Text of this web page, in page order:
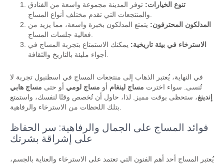
تنوع الخيارات: توفر المدينة مجموعة واسعة من الفنادق
والمنتجعات التي تقدم مختلف أنواع المساج.
المدلكون المحترفون: يتمتع المدلكون بخبرة واسعة، مما يزيد من
فعالية جلسات المساج.
الاسترخاء في بيئة تاريخية: يمكنك الاستمتاع بتجربة المساج في
أجواء مليئة بالتاريخ والثقافة.
في النهاية، يُعتبر الذهاب إلى منتجعات المساج في اسطنبول تجربة لا
تُنسى. سواء اخترت مساج لينغام أو مساج لومي أو حتى مساج هابي
إندينغ، ستحظى بوقت مميز. لذا، حاول أن تُخصص وقتًا لنفسك، واستمتع
فوائد المساج على الجمال والرفاهية: سر الحفاظ
على إشراقة بشرتك
يُعتبر المساج أحد أهم الفنون التي تعتمد على الاسترخاء والعناية بالجسم،